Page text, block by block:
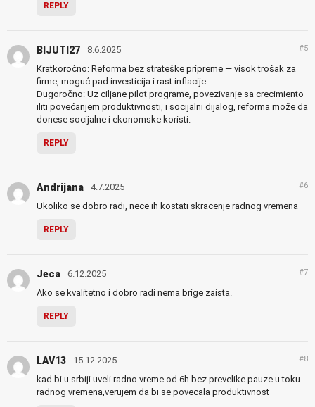
REPLY
BIJUTI27 8.6.2025 #5
Kratkoročno: Reforma bez strateške pripreme — visok trošak za
firme, moguć pad investicija i rast inflacije.
Dugoročno: Uz ciljane pilot programe, povezivanje sa crecimiento
iliti povećanjem produktivnosti, i socijalni dijalog, reforma može da
donese socijalne i ekonomske koristi.
REPLY
Andrijana 4.7.2025 #6
Ukoliko se dobro radi, nece ih kostati skracenje radnog vremena
REPLY
Jeca 6.12.2025 #7
Ako se kvalitetno i dobro radi nema brige zaista.
REPLY
LAV13 15.12.2025 #8
kad bi u srbiji uveli radno vreme od 6h bez prevelike pauze u toku
radnog vremena,verujem da bi se povecala produktivnost